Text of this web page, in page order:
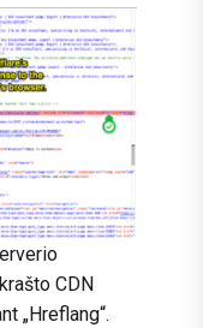
CDN
„Hreflang“.